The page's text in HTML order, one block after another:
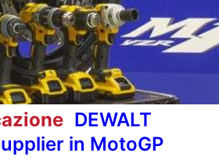
DEWALT
in MotoGP